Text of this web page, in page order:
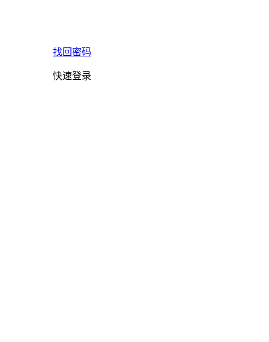
找回密码
快速登录